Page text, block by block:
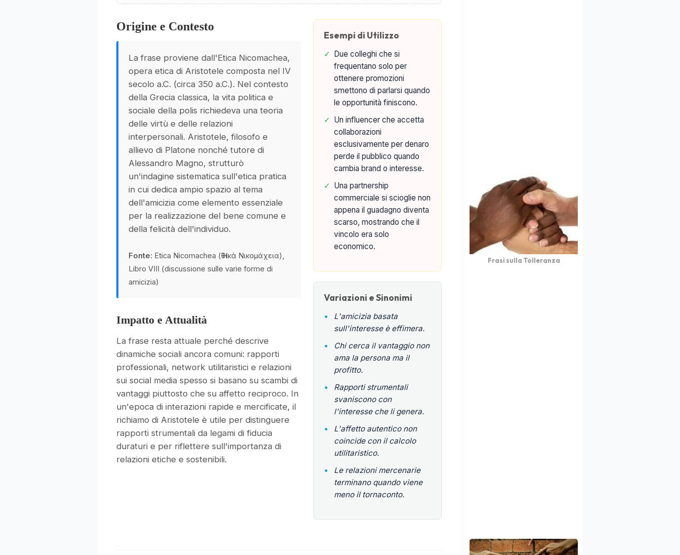
Origine e Contesto
La frase proviene dall'Etica Nicomachea,
opera etica di Aristotele composta nel IV
secolo a.C. (circa 350 a.C.). Nel contesto
della Grecia classica, la vita politica e
sociale della polis richiedeva una teoria
delle virtù e delle relazioni
interpersonali. Aristotele, filosofo e
allievo di Platone nonché tutore di
Alessandro Magno, strutturò
un'indagine sistematica sull'etica pratica
in cui dedica ampio spazio al tema
dell'amicizia come elemento essenziale
per la realizzazione del bene comune e
della felicità dell'individuo.
Fonte: Etica Nicomachea (Ἠθικὰ Νικομάχεια),
Libro VIII (discussione sulle varie forme di
amicizia)
Impatto e Attualità
La frase resta attuale perché descrive
dinamiche sociali ancora comuni: rapporti
professionali, network utilitaristici e relazioni
sui social media spesso si basano su scambi di
vantaggi piuttosto che su affetto reciproco. In
un'epoca di interazioni rapide e mercificate, il
richiamo di Aristotele è utile per distinguere
rapporti strumentali da legami di fiducia
duraturi e per riflettere sull'importanza di
relazioni etiche e sostenibili.
Esempi di Utilizzo
✓ Due colleghi che si
frequentano solo per
ottenere promozioni
smettono di parlarsi quando
le opportunità finiscono.
✓ Un influencer che accetta
collaborazioni
esclusivamente per denaro
perde il pubblico quando
cambia brand o interesse.
✓ Una partnership
commerciale si scioglie non
appena il guadagno diventa
scarso, mostrando che il
vincolo era solo
economico.
Variazioni e Sinonimi
•
L'amicizia basata
sull'interesse è effimera.
•
Chi cerca il vantaggio non
ama la persona ma il
profitto.
•
Rapporti strumentali
svaniscono con
l'interesse che li genera.
•
L'affetto autentico non
coincide con il calcolo
utilitaristico.
•
Le relazioni mercenarie
terminano quando viene
meno il tornaconto.
Frasi sulla Tolleranza